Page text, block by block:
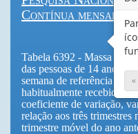
Contínua mensal
Tabela 6392 - Massa de
das pessoas de 14 anos ou
semana de referência com
habitualmente recebido
coeficiente de variação,
relação aos três trimestres
trimestre móvel do ano